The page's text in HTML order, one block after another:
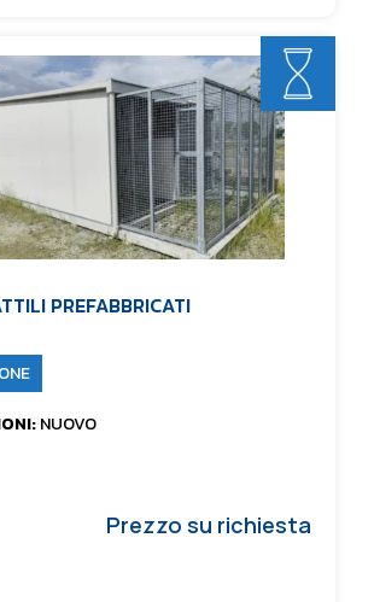
PREFABBRICATI
NUOVO
Prezzo su richiesta